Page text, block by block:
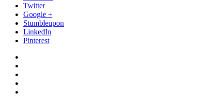
Twitter
Google +
Stumbleupon
LinkedIn
Pinterest